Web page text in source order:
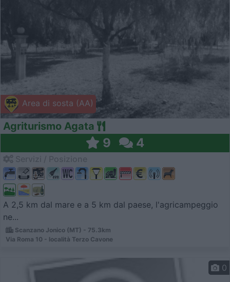
Area di sosta (AA)
Agriturismo Agata
9 4
A 2,5 km dal mare e a 5 km dal paese, l'agricampeggio
ne...
Scanzano Jonico (MT) - 75.3km
Via Roma 10 - località Terzo Cavone
0